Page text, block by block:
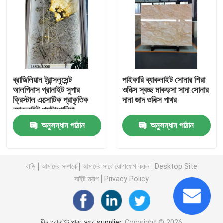
কারখানা পরিদর্শন
গুণমান নিয়ন্ত্রণ
আমাদের সাথে যোগাযোগ
গ্রানাইট স্টোন স্ল্যাব
ব্রাজিলিয়ান ট্রান্সলুসেন্ট
আলপিনাস গ্রানাইট সুপার
ক্রিস্টাল এক্সোটিক প্রাকৃতিক
ব্যাকলাইট প্যাটাগোনিয়া
কোয়ার্টজাইট পাথর ওয়াল প্যানেল
অনুসন্ধান পাঠান
পাইকারি ব্যাকলাইট সোনার শিরা
ওনিক্স স্বচ্ছ মাকড়সা সাদা সোনার
দানা জাদ ওনিক্স পাথর
অনুসন্ধান পাঠান
বাড়ি আমাদের সম্পর্কে আমাদের সাথে যোগাযোগ করুন
Desktop Site
সাইট ম্যাপ
Privacy Policy